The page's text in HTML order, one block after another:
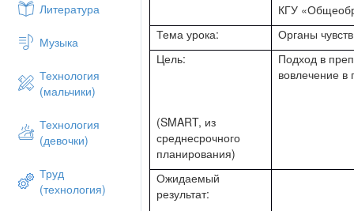
Литература
Музыка
Технология
(мальчики)
Технология
(девочки)
Труд
(технология)
Оценивание
Ресурсы
(ОдО)
Суммативное (ОО)
1 минута
Организационный момент
КГУ
Тема урока:
Органы
Цель:
(SMART, из
среднесрочного
планирования)
Подход в
вовлечение
Ожидаемый
результат: